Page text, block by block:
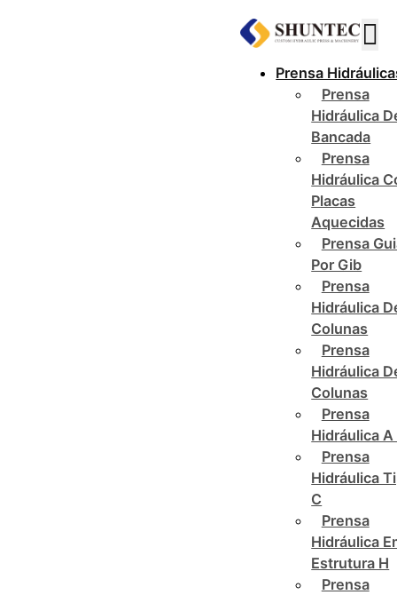
Prensa
Prensa
Hidráulica
Bancada
Prensa
Hidráulica
Placas
Aquecidas
Prensa
Por Gib
Prensa
Hidráulica
Colunas
Prensa
Hidráulica
Colunas
Prensa
Hidráulica A
Prensa
Hidráulica
C
Prensa
Hidráulica
Estrutura H
Prensa